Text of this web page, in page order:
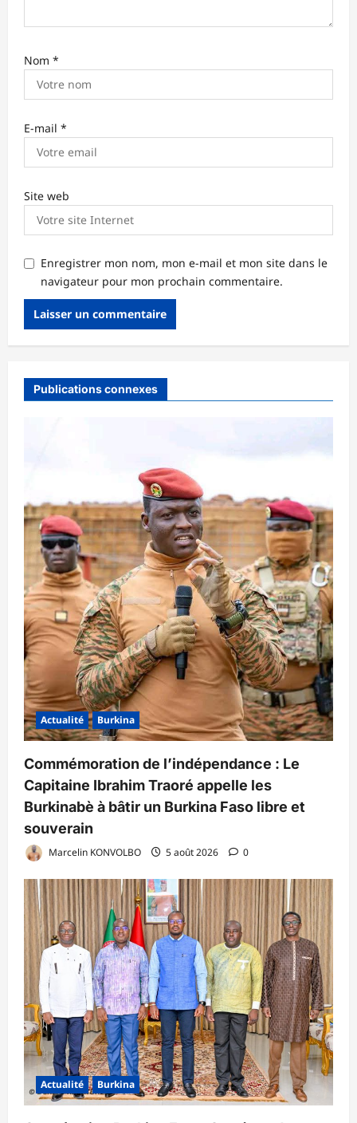
Nom *
E-mail *
Site web
Enregistrer mon nom, mon e-mail et mon site dans le
navigateur pour mon prochain commentaire.
Publications connexes
Actualité Burkina
Commémoration de l’indépendance : Le
Capitaine Ibrahim Traoré appelle les
Burkinabè à bâtir un Burkina Faso libre et
souverain
Marcelin KONVOLBO 5 août 2026 0
Actualité Burkina